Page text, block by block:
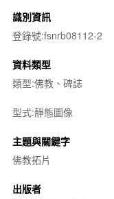
識別資訊
登錄號:fsnrb08112-2
資料類型
類型:佛教、碑誌
型式:靜態圖像
主題與關鍵字
佛教拓片
出版者